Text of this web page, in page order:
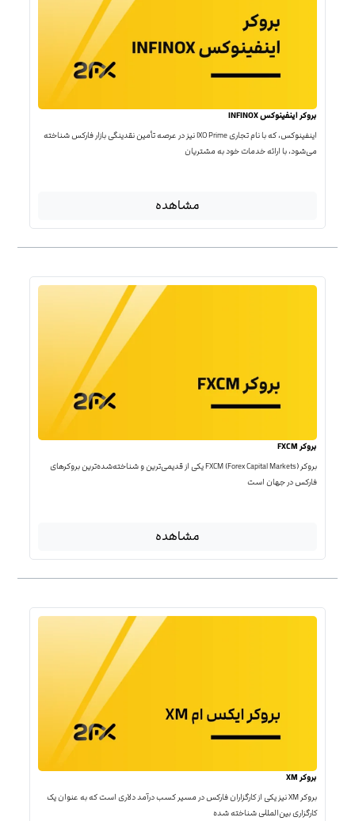
بروکر اینفینوکس INFINOX
اینفینوکس، که با نام تجاری IXO Prime نیز در عرصه تأمین نقدینگی بازار فارکس شناخته
می‌شود، با ارائه خدمات خود به مشتریان
مشاهده
بروکر FXCM
بروکر FXCM (Forex Capital Markets) یکی از قدیمی‌ترین و شناخته‌شده‌ترین بروکرهای
فارکس در جهان است
مشاهده
بروکر XM
بروکر XM نیز یکی از کارگزاران فارکس در مسیر کسب درآمد دلاری است که به عنوان یک
کارگزاری بین‌المللی شناخته شده